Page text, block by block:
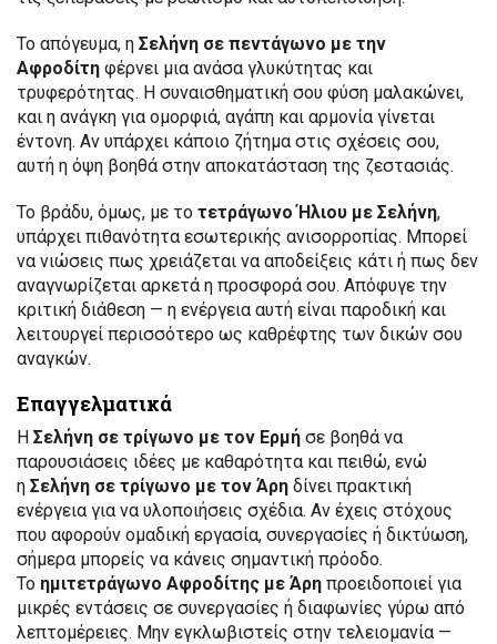
Το απόγευμα, η Σελήνη σε πεντάγωνο με την
Αφροδίτη φέρνει μια ανάσα γλυκύτητας και
τρυφερότητας. Η συναισθηματική σου φύση μαλακώνει,
και η ανάγκη για ομορφιά, αγάπη και αρμονία γίνεται
έντονη. Αν υπάρχει κάποιο ζήτημα στις σχέσεις σου,
αυτή η όψη βοηθά στην αποκατάσταση της ζεστασιάς.
Το βράδυ, όμως, με το τετράγωνο Ήλιου με Σελήνη,
υπάρχει πιθανότητα εσωτερικής ανισορροπίας. Μπορεί
να νιώσεις πως χρειάζεται να αποδείξεις κάτι ή πως δεν
αναγνωρίζεται αρκετά η προσφορά σου. Απόφυγε την
κριτική διάθεση — η ενέργεια αυτή είναι παροδική και
λειτουργεί περισσότερο ως καθρέφτης των δικών σου
αναγκών.
Επαγγελματικά
Η Σελήνη σε τρίγωνο με τον Ερμή σε βοηθά να
παρουσιάσεις ιδέες με καθαρότητα και πειθώ, ενώ
η Σελήνη σε τρίγωνο με τον Άρη δίνει πρακτική
ενέργεια για να υλοποιήσεις σχέδια. Αν έχεις στόχους
που αφορούν ομαδική εργασία, συνεργασίες ή δικτύωση,
σήμερα μπορείς να κάνεις σημαντική πρόοδο.
Το ημιτετράγωνο Αφροδίτης με Άρη προειδοποιεί για
μικρές εντάσεις σε συνεργασίες ή διαφωνίες γύρω από
λεπτομέρειες. Μην εγκλωβιστείς στην τελειομανία —